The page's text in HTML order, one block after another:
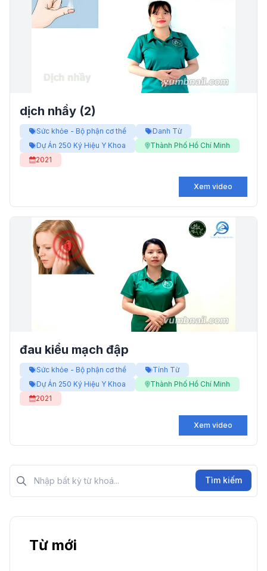
dịch nhầy (2)
Sức khỏe - Bộ phận cơ thể
Danh Từ
Dự Án 250 Ký Hiệu Y Khoa
Thành Phố Hồ Chí Minh
2021
Xem video
đau kiểu mạch đập
Sức khỏe - Bộ phận cơ thể
Tính Từ
Dự Án 250 Ký Hiệu Y Khoa
Thành Phố Hồ Chí Minh
2021
Xem video
Tìm kiếm?>
Tìm kiếm
Từ mới